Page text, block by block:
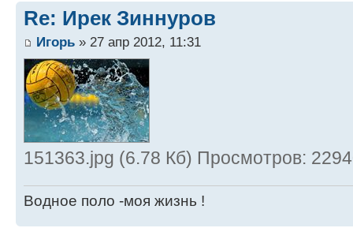
Re: Ирек Зиннуров
Игорь » 27 апр 2012, 11:31
151363.jpg (6.78 Кб) Просмотров:
Водное поло -моя жизнь !